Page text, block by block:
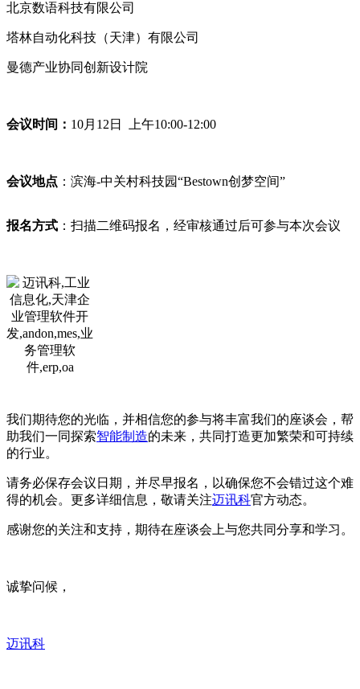
北京数语科技有限公司
塔林自动化科技（天津）有限公司
曼德产业协同创新设计院
会议时间： 10月12日 上午10:00-12:00
会议地点 ：滨海-中关村科技园“Bestown创梦空间”
报名方式 ：扫描二维码报名，经审核通过后可参与本次会议
我们期待您的光临，并相信您的参与将丰富我们的座谈会，帮
助我们一同探索智能制造的未来，共同打造更加繁荣和可持续
的行业。
请务必保存会议日期，并尽早报名，以确保您不会错过这个难
得的机会。更多详细信息，敬请关注迈讯科官方动态。
感谢您的关注和支持，期待在座谈会上与您共同分享和学习。
诚挚问候，
迈讯科